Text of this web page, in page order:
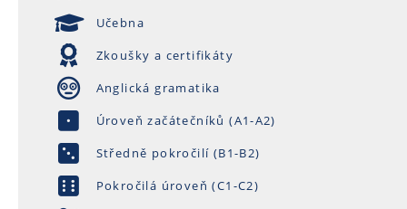
Učebna
Zkoušky a certifikáty
Anglická gramatika
Úroveň začátečníků (A1-A2)
Středně pokročilí (B1-B2)
Pokročilá úroveň (C1-C2)